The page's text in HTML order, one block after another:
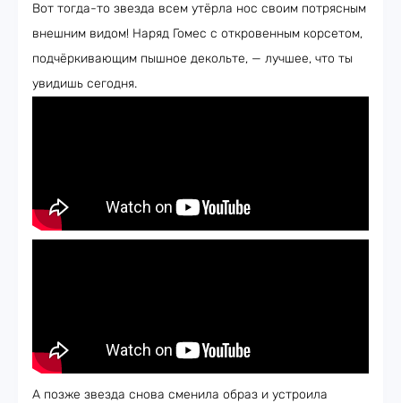
Вот тогда-то звезда всем утёрла нос своим потрясным
внешним видом! Наряд Гомес с откровенным корсетом,
подчёркивающим пышное декольте, — лучшее, что ты
увидишь сегодня.
А позже звезда снова сменила образ и устроила